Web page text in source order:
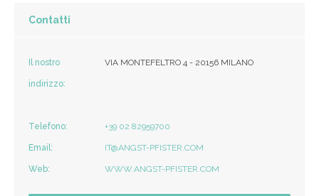
Contatti
Il nostro
indirizzo:
VIA MONTEFELTRO 4 - 20156 MILANO
Telefono: +39 02 82959700
Email: IT@ANGST-PFISTER.COM
Web: WWW.ANGST-PFISTER.COM